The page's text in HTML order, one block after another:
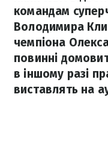
командам
Володимира
чемпіона
повинні
в іншому разі
виставлять на